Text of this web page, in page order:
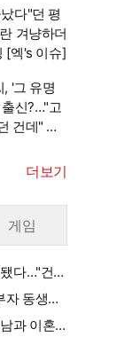
다"던 평
겨냥하더
[엑's 이슈]
'그 유명
신?…"고
건데" 침
더보기
게임
다…"건강
동생에
과 이혼